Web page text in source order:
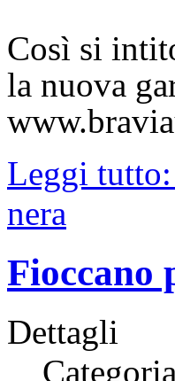
Così si
la nuova
Leggi
nera
Fioccano
Dettagli